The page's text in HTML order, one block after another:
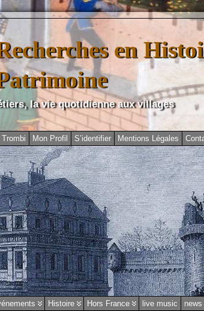
en
la vie quotidienne aux villages
Trombi Mon Profil S’identifier Mentions Légales
Histoire Hors France live music news